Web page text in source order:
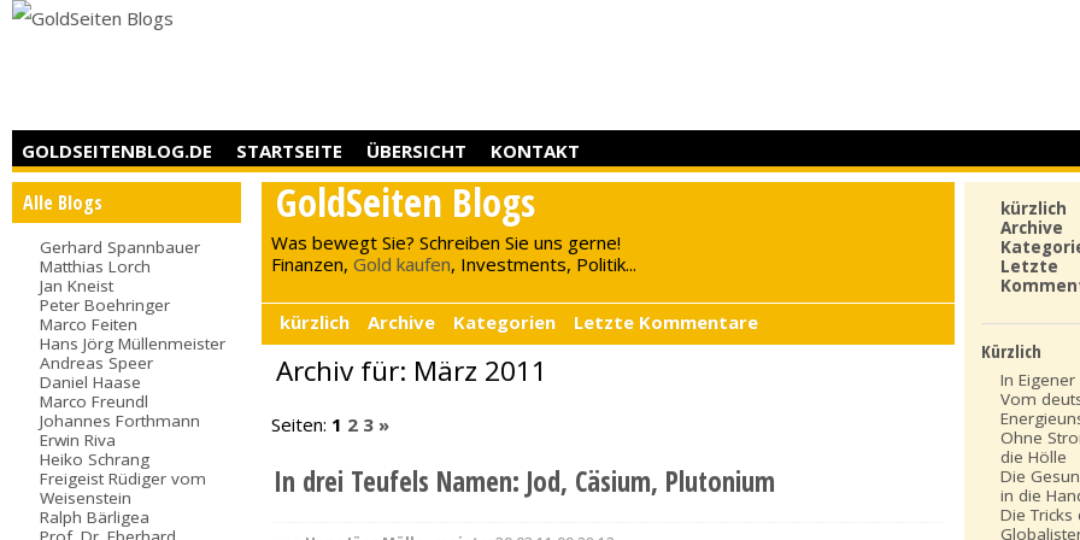
GOLDSEITENBLOG.DE STARTSEITE ÜBERSICHT KONTAKT
Alle Blogs
Gerhard Spannbauer
Matthias Lorch
Jan Kneist
Peter Boehringer
Marco Feiten
Hans Jörg Müllenmeister
Andreas Speer
Daniel Haase
Marco Freundl
Johannes Forthmann
Erwin Riva
Heiko Schrang
Freigeist Rüdiger vom
Weisenstein
Ralph Bärligea
GoldSeiten Blogs
Was bewegt Sie? Schreiben Sie uns gerne!
Finanzen,Gold kaufen, Investments, Politik...
kürzlich Archive Kategorien Letzte Kommentare
Archiv für: März 2011
Seiten: 1 2 3 »
In drei Teufels Namen: Jod, Cäsium, Plutonium
kürzlich
Archive
Letzte
Kürzlich
In Eigener
Vom
Ohne
die Hölle
Die
in die
Die Tricks